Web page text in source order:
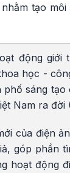
tạo
động giới
học -
sáng tạo
Nam ra đời
của điện
góp phần
hoạt động